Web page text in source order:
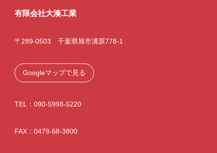
有限会社大湊工業
〒289-0503 千葉県旭市溝原778-1
Googleマップで見る
TEL：090-5998-5220
FAX：0479-68-3800